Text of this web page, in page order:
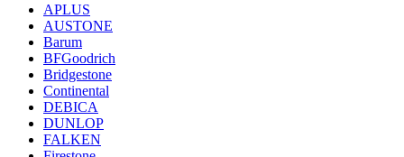
APLUS
AUSTONE
Barum
BFGoodrich
Bridgestone
Continental
DEBICA
DUNLOP
FALKEN